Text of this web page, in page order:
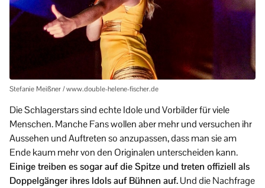
Stefanie Meißner / www.double-helene-fischer.de
Die Schlagerstars sind echte Idole und Vorbilder für viele
Menschen. Manche Fans wollen aber mehr und versuchen ihr
Aussehen und Auftreten so anzupassen, dass man sie am
Ende kaum mehr von den Originalen unterscheiden kann.
Einige treiben es sogar auf die Spitze und treten offiziell als
Doppelgänger ihres Idols auf Bühnen auf.Und die Nachfrage